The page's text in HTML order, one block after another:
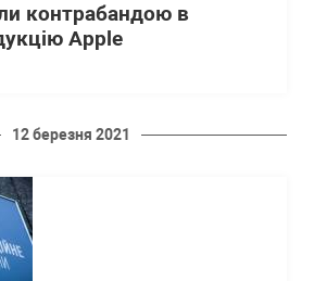
контрабандою в
Apple
12 березня 2021